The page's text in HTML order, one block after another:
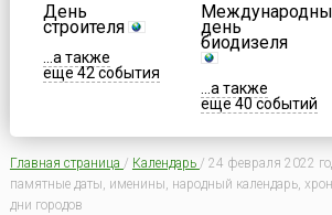
День
строителя
...а также
еще 42 события
день
биодизеля
...а также
еще 40 событий
Главная страница / Календарь / 24 февраля 2022
памятные даты, именины, народный календарь,
дни городов